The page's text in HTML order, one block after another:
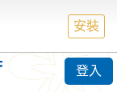
安裝
登入